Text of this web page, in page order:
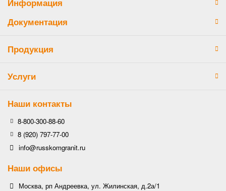
Информация
Документация
Продукция
Услуги
Наши контакты
8-800-300-88-60
8 (920) 797-77-00
info@russkomgranit.ru
Наши офисы
Москва, рп Андреевка, ул. Жилинская, д.2а/1